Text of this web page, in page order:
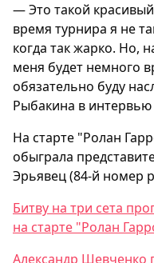
— Это такой
время турнира я не
когда так жарко. Но,
меня будет немного
обязательно буду
Рыбакина в интервью
На старте "Ролан
обыграла
Эрьявец (84-й номер
Битву на три сета
на старте "Ролан
Александр Шевченко